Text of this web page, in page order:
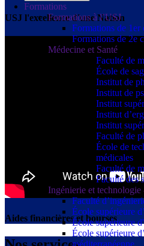
Formations
Formations à l’USJ
Formations de 1er
Formations de 2e
Médecine et Santé
Faculté de
École de
Institut de
Institut de
Institut
Institut
Institut
Faculté de
École de
médicales
Faculté de
Faculté des
Ingénierie et technologie
Faculté
École supérieure
École supérieure
École supérieure
méditerranéenne
USJ l'excellence d'une Nation
Aides financières et bourses